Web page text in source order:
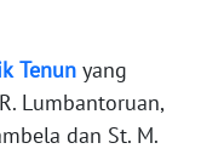
Tenun yang
Lumbantoruan,
dan St. M.